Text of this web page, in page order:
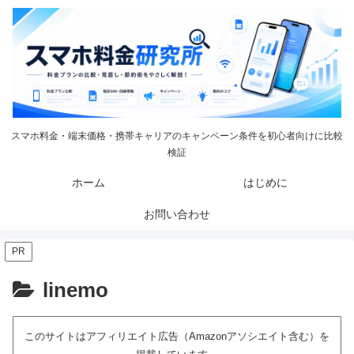
スマホ料金・端末価格・携帯キャリアのキャンペーン条件を初心者向けに比較
検証
ホーム はじめに
お問い合わせ
PR
linemo
このサイトはアフィリエイト広告（Amazonアソシエイト含む）を